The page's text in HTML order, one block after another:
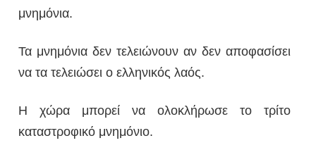
μνημόνια.
Τα μνημόνια δεν τελειώνουν αν δεν αποφασίσει
να τα τελειώσει ο ελληνικός λαός.
Η χώρα μπορεί να ολοκλήρωσε το τρίτο
καταστροφικό μνημόνιο.